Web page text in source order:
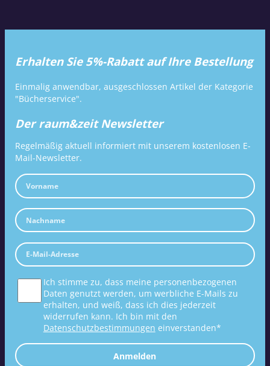
Erhalten Sie 5%-Rabatt auf Ihre Bestellung
Einmalig anwendbar, ausgeschlossen Artikel der Kategorie
"Bücherservice".
Der raum&zeit Newsletter
Regelmäßig aktuell informiert mit unserem kostenlosen E-
Mail-Newsletter.
Ich stimme zu, dass meine personenbezogenen
Daten genutzt werden, um werbliche E-Mails zu
erhalten, und weiß, dass ich dies jederzeit
widerrufen kann. Ich bin mit den
Datenschutzbestimmungen einverstanden*
Anmelden